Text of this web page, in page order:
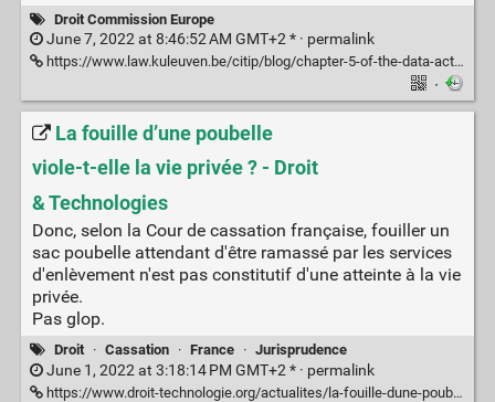
Droit Commission Europe
June 7, 2022 at 8:46:52 AM GMT+2 * · permalink
https://www.law.kuleuven.be/citip/blog/chapter-5-of-the-data-act-what-is-the-european-concept-of-b2g-data-sharing/
·
La fouille d’une poubelle
viole-t-elle la vie privée ? - Droit
& Technologies
Donc, selon la Cour de cassation française, fouiller un
sac poubelle attendant d'être ramassé par les services
d'enlèvement n'est pas constitutif d'une atteinte à la vie
privée.
Pas glop.
Droit · Cassation · France · Jurisprudence
June 1, 2022 at 3:18:14 PM GMT+2 * · permalink
https://www.droit-technologie.org/actualites/la-fouille-dune-poubelle-viole-t-elle-la-vie-privee/